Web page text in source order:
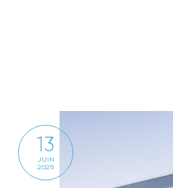
13
JUIN
2025